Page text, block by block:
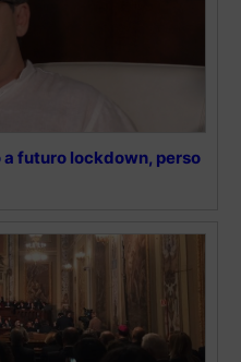
a futuro lockdown, perso